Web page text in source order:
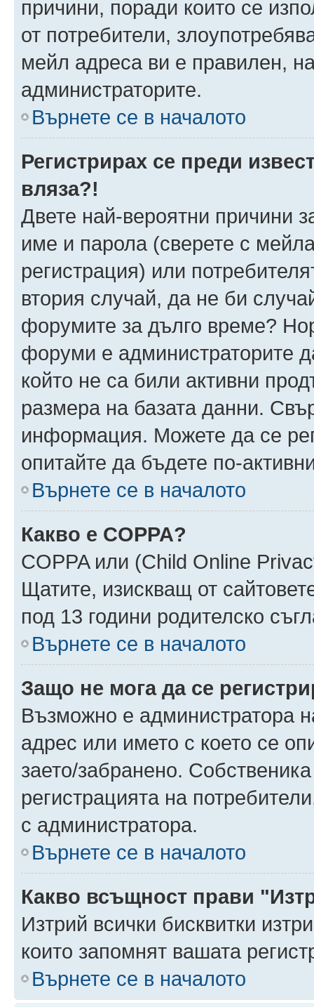
причини, поради които се
от потребители,
мейл адреса ви е правилен,
администраторите.
Върнете се в началото
Регистрирах се преди
вляза?!
Двете най-вероятни причини
име и парола (сверете с
регистрация) или
втория случай, да не би
форумите за дълго време?
форуми е администраторите
който не са били активни
размера на базата данни.
информация. Можете да се
опитайте да бъдете по-
Върнете се в началото
Какво е COPPA?
COPPA или (Child Online
Щатите, изискващ от
под 13 години родителско
Върнете се в началото
Защо не мога да се
Възможно е администратора
адрес или името с което се
заето/забранено.
регистрацията на
с администратора.
Върнете се в началото
Какво всъщност прави
Изтрий всички бисквитки
които запомнят вашата
Върнете се в началото